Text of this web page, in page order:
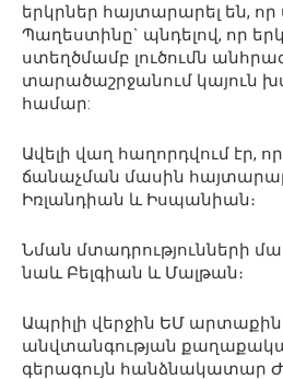
երկրներ հայտարարել են,
Պաղեստինը` պնդելով, որ
ստեղծմամբ լուծումն
տարածաշրջանում կայուն
համար:
Ավելի վաղ հաղորդվում էր,
ճանաչման մասին
Իռլանդիան և Իսպանիան։
Նման մտադրությունների
նաև Բելգիան և Մալթան։
Ապրիլի վերջին ԵՄ արտաքին
անվտանգության
գերագույն հանձնակատար